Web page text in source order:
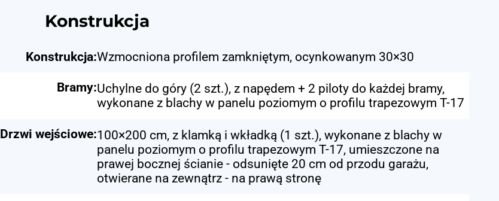
Konstrukcja
Konstrukcja:Wzmocniona profilem zamkniętym, ocynkowanym 30×30
Bramy:Uchylne do góry (2 szt.), z napędem + 2 piloty do każdej bramy,
wykonane z blachy w panelu poziomym o profilu trapezowym T-17
Drzwi wejściowe:100×200 cm, z klamką i wkładką (1 szt.), wykonane z blachy w
panelu poziomym o profilu trapezowym T-17, umieszczone na
prawej bocznej ścianie - odsunięte 20 cm od przodu garażu,
otwierane na zewnątrz - na prawą stronę